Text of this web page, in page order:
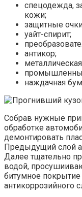
спецодежда,
кожи;
защитные
уайт-спирит;
антикор;
наждачная
Собрав нужные
обработке
демонтировать
Предыдущий слой
Далее тщательно
водой,
битумное покрытие
антикоррозийного